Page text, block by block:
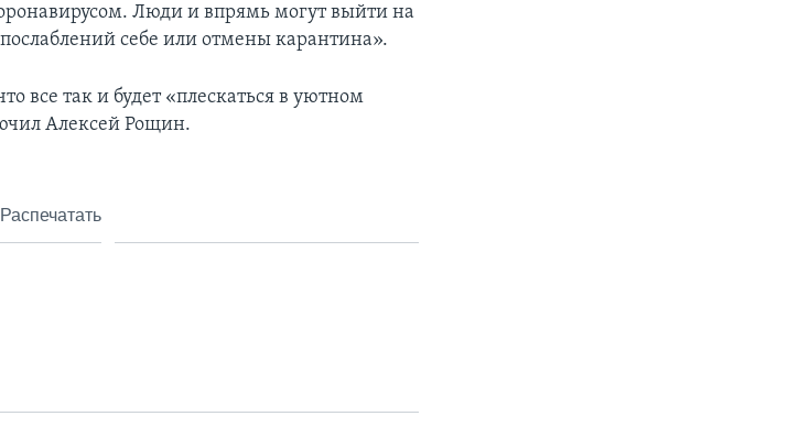
Люди и впрямь могут выйти на
себе или отмены карантина».
все так и будет «плескаться в уютном
Алексей Рощин.
Распечатать